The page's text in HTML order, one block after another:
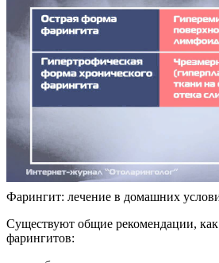
Фарингит: лечение в домашних
Существуют общие рекомендации,
фарингитов: